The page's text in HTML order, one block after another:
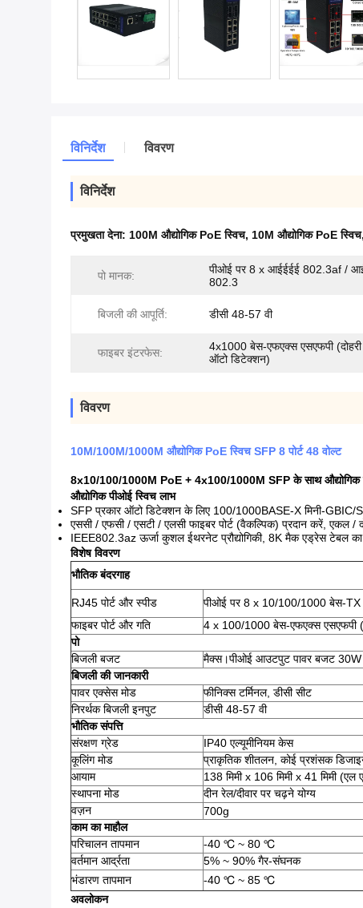
विनिर्देश विवरण
विनिर्देश
प्रमुखता देना: 100M औद्योगिक PoE स्विच, 10M औद्योगिक PoE स्विच,
पो मानक:
पीओई पर 8 x आईईईई 802.3af /
802.3
बिजली की आपूर्ति: डीसी 48-57 वी
फाइबर इंटरफेस:
4x1000 बेस-एफएक्स एसएफपी (दोहरी
ऑटो डिटेक्शन)
विवरण
10M/100M/1000M औद्योगिक PoE स्विच SFP 8 पोर्ट 48 वोल्ट
8x10/100/1000M PoE + 4x100/1000M SFP के साथ औद्योगिक
औद्योगिक पीओई स्विच लाभ
SFP प्रकार ऑटो डिटेक्शन के लिए 100/1000BASE-X मिनी-GBIC/
एससी / एफसी / एसटी / एलसी फाइबर पोर्ट (वैकल्पिक) प्रदान करें, एकल /
IEEE802.3az ऊर्जा कुशल ईथरनेट प्रौद्योगिकी, 8K मैक एड्रेस टेबल
विशेष विवरण
भौतिक बंदरगाह
RJ45 पोर्ट और स्पीड
पीओई पर 8 x 10/100/1000 बेस-
फाइबर पोर्ट और गति
4 x 100/1000 बेस-एफएक्स एसएफपी
पो
बिजली बजट
मैक्स।पीओई आउटपुट पावर बजट 30W
बिजली की जानकारी
पावर एक्सेस मोड
फीनिक्स टर्मिनल, डीसी सीट
निरर्थक बिजली इनपुट
डीसी 48-57 वी
भौतिक संपत्ति
संरक्षण ग्रेड
IP40 एल्यूमीनियम केस
कूलिंग मोड
प्राकृतिक शीतलन, कोई प्रशंसक
आयाम
138 मिमी x 106 मिमी x 41 मिमी
स्थापना मोड
दीन रेल/दीवार पर चढ़ने योग्य
वज़न
700g
काम का माहौल
परिचालन तापमान
-40 ℃ ~ 80 ℃
वर्तमान आर्द्रता
5% ~ 90% गैर-संघनक
भंडारण तापमान
-40 ℃ ~ 85 ℃
अवलोकन